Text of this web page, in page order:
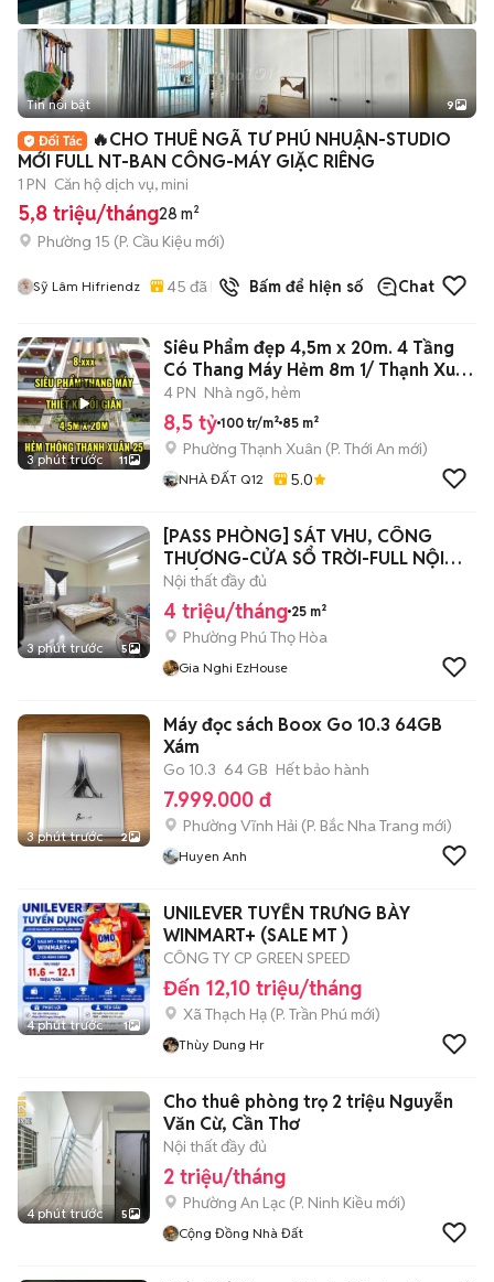
+2
Tin nổi bật 9
🔥CHO THUÊ NGÃ TƯ PHÚ NHUẬN-STUDIO
MỚI FULL NT-BAN CÔNG-MÁY GIẶC RIÊNG
1 PN Căn hộ dịch vụ, mini
5,8 triệu/tháng28 m²
Phường 15 (P. Cầu Kiệu mới)
Sỹ Lâm Hifriendz 45 đã bán Bấm để hiện số Chat
3 phút trước 11
Siêu Phẩm đẹp 4,5m x 20m. 4 Tầng
Có Thang Máy Hẻm 8m 1/ Thạnh Xuân
25
4 PN Nhà ngõ, hẻm
8,5 tỷ 100 tr/m² 85 m²
Phường Thạnh Xuân (P. Thới An mới)
NHÀ ĐẤT Q12 5.0
3 phút trước 5
[PASS PHÒNG] SÁT VHU, CÔNG
THƯƠNG-CỬA SỔ TRỜI-FULL NỘI
THẤT
Nội thất đầy đủ
4 triệu/tháng 25 m²
Phường Phú Thọ Hòa
Gia Nghi EzHouse
3 phút trước 2
Máy đọc sách Boox Go 10.3 64GB
Xám
Go 10.3 64 GB Hết bảo hành
7.999.000 đ
Phường Vĩnh Hải (P. Bắc Nha Trang mới)
Huyen Anh
4 phút trước 1
UNILEVER TUYỂN TRƯNG BÀY
WINMART+ (SALE MT )
CÔNG TY CP GREEN SPEED
Đến 12,10 triệu/tháng
Xã Thạch Hạ (P. Trần Phú mới)
Thùy Dung Hr
4 phút trước 5
Cho thuê phòng trọ 2 triệu Nguyễn
Văn Cừ, Cần Thơ
Nội thất đầy đủ
2 triệu/tháng
Phường An Lạc (P. Ninh Kiều mới)
Cộng Đồng Nhà Đất